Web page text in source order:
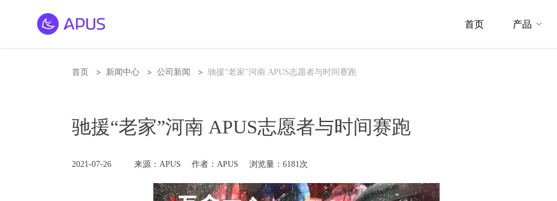
首页 产品
首页 > 新闻中心 > 公司新闻 > 驰援“老家”河南 APUS志愿者与时间赛跑
驰援“老家”河南 APUS志愿者与时间赛跑
2021-07-26 来源：APUS 作者：APUS 浏览量：6181次